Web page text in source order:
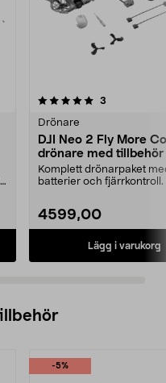
3
Drönare
DJI Neo 2 Fly More
drönare med tillbehör
Komplett drönar­paket
batterier och fjärrkontroll.
4599,00
Lägg i varukorg
5.0 av 5 stjärnor
-5%